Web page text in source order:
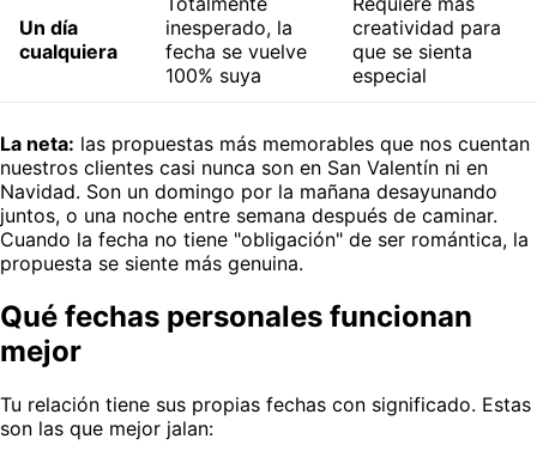
Un día
cualquiera
inesperado, la
fecha se vuelve
100% suya
creatividad para
que se sienta
especial
La neta: las propuestas más memorables que nos cuentan
nuestros clientes casi nunca son en San Valentín ni en
Navidad. Son un domingo por la mañana desayunando
juntos, o una noche entre semana después de caminar.
Cuando la fecha no tiene "obligación" de ser romántica, la
propuesta se siente más genuina.
Qué fechas personales funcionan
mejor
Tu relación tiene sus propias fechas con significado. Estas
son las que mejor jalan: